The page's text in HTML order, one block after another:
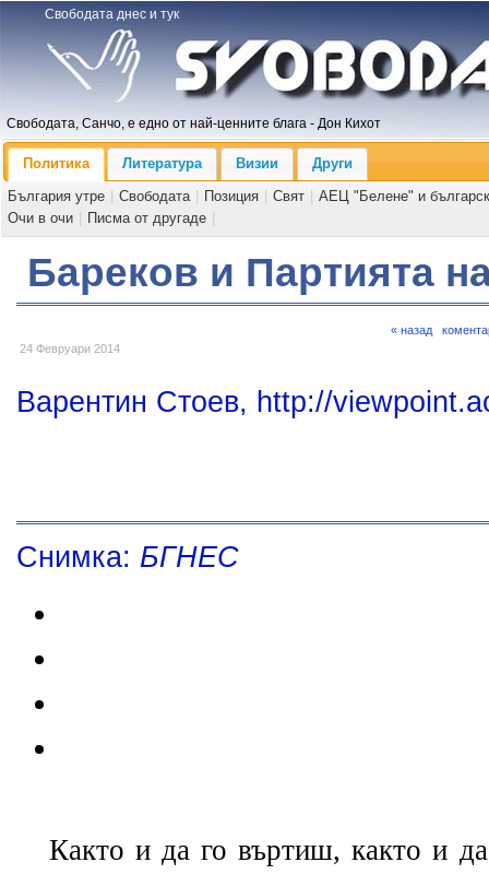
Свободата днес и тук
Свободата, Санчо, е едно от най-ценните блага - Дон Кихот
Политика Литература Визии
Други
България утре
Свободата Позиция Свят
АЕЦ "Белене" и
Очи в очи
Писма от другаде
Бареков и Партията
24 Февруари 2014
« назад
Варентин Стоев, http://
Снимка: БГНЕС
Както и да го въртиш, както и